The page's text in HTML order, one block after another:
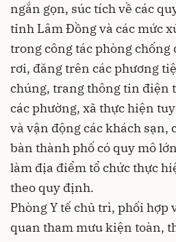
ngắn gọn, súc tích về các
tỉnh Lâm Đồng và các mức
trong công tác phòng
rơi, đăng trên các phương
chúng, trang thông tin điện
các phường, xã thực hiện
và vận động các khách sạn,
bàn thành phố có quy mô
làm địa điểm tổ chức thực
theo quy định.
Phòng Y tế chủ trì, phối hợp
quan tham mưu kiện toàn,